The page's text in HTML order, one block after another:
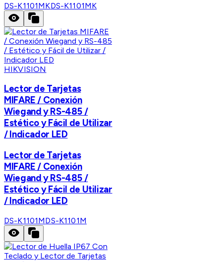
DS-K1101MKDS-K1101MK
HIKVISION
Lector de Tarjetas
MIFARE / Conexión
Wiegand y RS-485 /
Estético y Fácil de Utilizar
/ Indicador LED
Lector de Tarjetas
MIFARE / Conexión
Wiegand y RS-485 /
Estético y Fácil de Utilizar
/ Indicador LED
DS-K1101MDS-K1101M